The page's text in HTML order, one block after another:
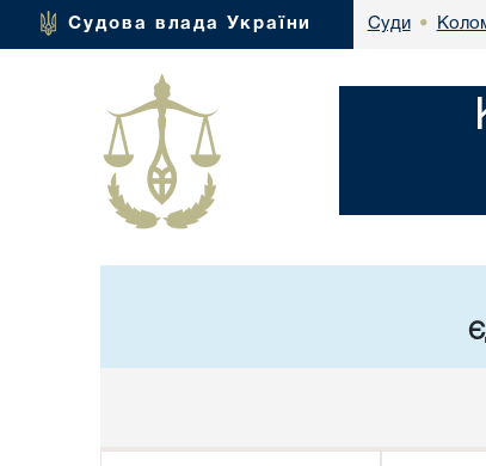
Судова влада України Суди •